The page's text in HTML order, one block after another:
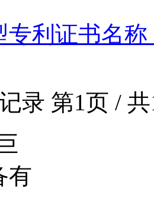
专利证书名
录 第1页 /